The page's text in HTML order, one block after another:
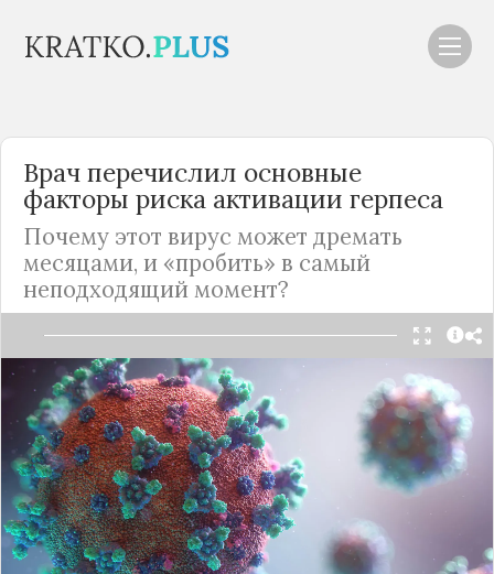
Врач перечислил основные
факторы риска активации герпеса
Почему этот вирус может дремать
месяцами, и «пробить» в самый
неподходящий момент?
Читать в Telegram
Что чаще всего провоцирует внезапное
возникновение так называемой «простуды» на
губах.
Инфицирование герпесом — крайне заразным
вирусным заболеванием, чаще всего происходит